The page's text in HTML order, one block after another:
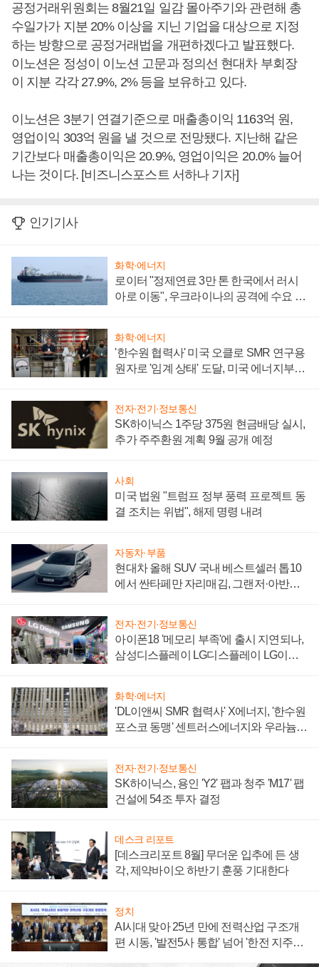
공정거래위원회는 8월21일 일감 몰아주기와 관련해 총
수일가가 지분 20% 이상을 지닌 기업을 대상으로 지정
하는 방향으로 공정거래법을 개편하겠다고 발표했다.
이노션은 정성이 이노션 고문과 정의선 현대차 부회장
이 지분 각각 27.9%, 2% 등을 보유하고 있다.
이노션은 3분기 연결기준으로 매출총이익 1163억 원,
영업이익 303억 원을 낼 것으로 전망됐다. 지난해 같은
기간보다 매출총이익은 20.9%, 영업이익은 20.0% 늘어
나는 것이다. [비즈니스포스트 서하나 기자]
인기기사
화학·에너지
로이터 "정제연료 3만 톤 한국에서 러시
아로 이동", 우크라이나의 공격에 수요 늘
화학·에너지
'한수원 협력사' 미국 오클로 SMR 연구용
원자로 '임계 상태' 도달, 미국 에너지부
전자·전기·정보통신
SK하이닉스 1주당 375원 현금배당 실시,
추가 주주환원 계획 9월 공개 예정
사회
미국 법원 "트럼프 정부 풍력 프로젝트 동
결 조치는 위법", 해제 명령 내려
자동차·부품
현대차 올해 SUV 국내 베스트셀러 톱10
에서 싼타페만 자리매김, 그랜저·아반떼
전자·전기·정보통신
아이폰18 '메모리 부족'에 출시 지연되나,
삼성디스플레이 LG디스플레이 LG이노
화학·에너지
'DL이앤씨 SMR 협력사' X에너지, '한수원
포스코 동맹' 센트러스에너지와 우라늄
전자·전기·정보통신
SK하이닉스, 용인 'Y2' 팹과 청주 'M17' 팹
건설에 54조 투자 결정
데스크 리포트
[데스크리포트 8월] 무더운 입추에 든 생
각, 제약바이오 하반기 훈풍 기대한다
정치
AI시대 맞아 25년 만에 전력산업 구조개
편 시동, '발전5사 통합' 넘어 '한전 지주사'